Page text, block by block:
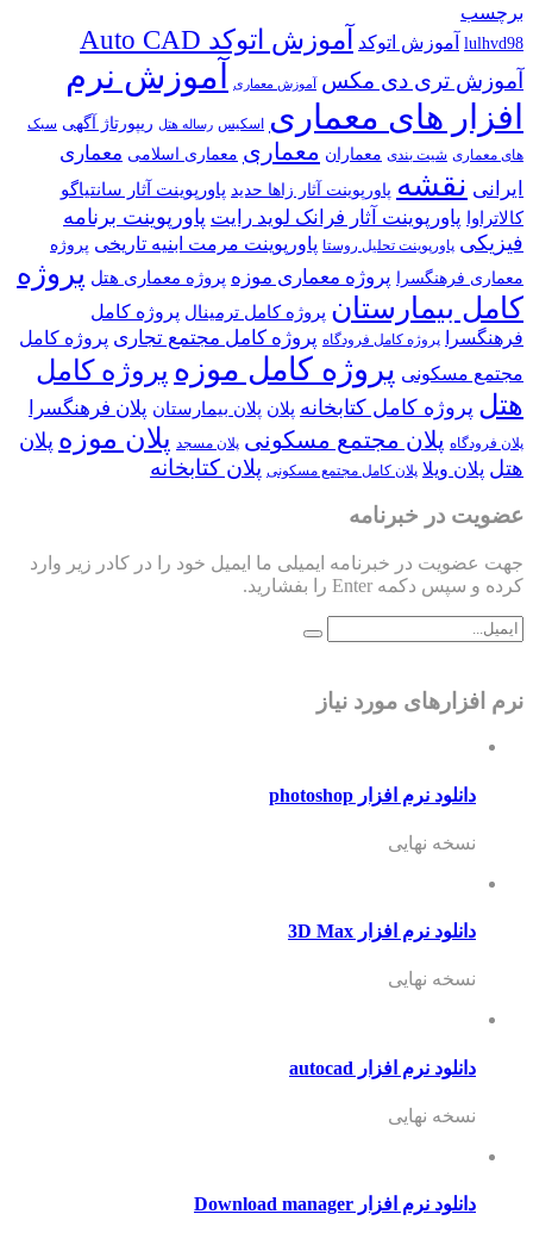
برچسب
lulhvd98 آموزش اتوکد آموزش اتوکد Auto CAD
آموزش تری دی مکس آموزش معماری
آموزش نرم
افزار های معماری اسکیس رساله هتل ریپورتاژ آگهی سبک
های معماری شیت بندی معماران معماری معماری اسلامی معماری
ایرانی نقشه پاورپوینت آثار زاها حدید پاورپوینت آثار سانتیاگو
کالاتراوا پاورپوینت آثار فرانک لوید رایت پاورپوینت برنامه
فیزیکی پاورپوینت تحلیل روستا پاورپوینت مرمت ابنیه تاریخی پروژه
معماری فرهنگسرا پروژه معماری موزه پروژه معماری هتل پروژه
کامل بیمارستان پروژه کامل ترمینال پروژه کامل
فرهنگسرا
پروژه کامل فرودگاه پروژه کامل مجتمع تجاری پروژه کامل
مجتمع مسکونی پروژه کامل موزه پروژه کامل
هتل پروژه کامل کتابخانه پلان پلان بیمارستان پلان فرهنگسرا
پلان فرودگاه پلان مجتمع مسکونی پلان مسجد پلان موزه پلان
هتل پلان ویلا پلان کامل مجتمع مسکونی پلان کتابخانه
عضویت در خبرنامه
جهت عضویت در خبرنامه ایمیلی ما ایمیل خود را در کادر زیر وارد
کرده و سپس دکمه Enter را بفشارید.
نرم افزارهای مورد نیاز
دانلود نرم افزار photoshop
نسخه نهایی
دانلود نرم افزار 3D Max
نسخه نهایی
دانلود نرم افزار autocad
نسخه نهایی
دانلود نرم افزار Download manager